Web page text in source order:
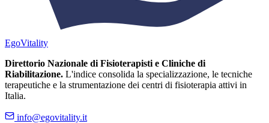
EgoVitality
Direttorio Nazionale di Fisioterapisti e Cliniche di
Riabilitazione. L'indice consolida la specializzazione, le tecniche
terapeutiche e la strumentazione dei centri di fisioterapia attivi in
Italia.
info@egovitality.it